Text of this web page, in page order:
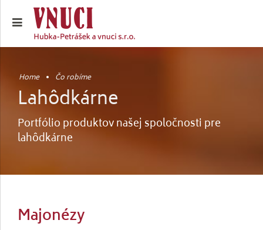
Home Čo robíme
Lahôdkárne
Portfólio produktov našej spoločnosti pre
lahôdkárne
Majonézy